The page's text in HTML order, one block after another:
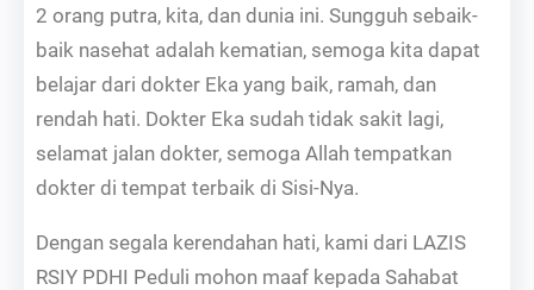
2 orang putra, kita, dan dunia ini. Sungguh sebaik-
baik nasehat adalah kematian, semoga kita dapat
belajar dari dokter Eka yang baik, ramah, dan
rendah hati. Dokter Eka sudah tidak sakit lagi,
selamat jalan dokter, semoga Allah tempatkan
dokter di tempat terbaik di Sisi-Nya.
Dengan segala kerendahan hati, kami dari LAZIS
RSIY PDHI Peduli mohon maaf kepada Sahabat